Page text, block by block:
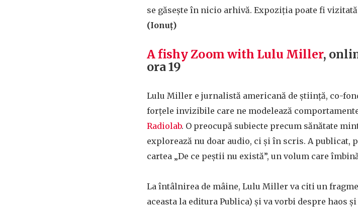
se găsește în nicio arhivă. Expoziția poate fi
(Ionuț)
A fishy Zoom with Lulu Miller,
ora 19
Lulu Miller e jurnalistă americană de știință, co-
forțele invizibile care ne modelează
Radiolab. O preocupă subiecte precum sănătate
explorează nu doar audio, ci și în scris. A publicat,
cartea „De ce peștii nu există”, un volum care
La întâlnirea de mâine, Lulu Miller va citi un
aceasta la editura Publica) și va vorbi despre haos